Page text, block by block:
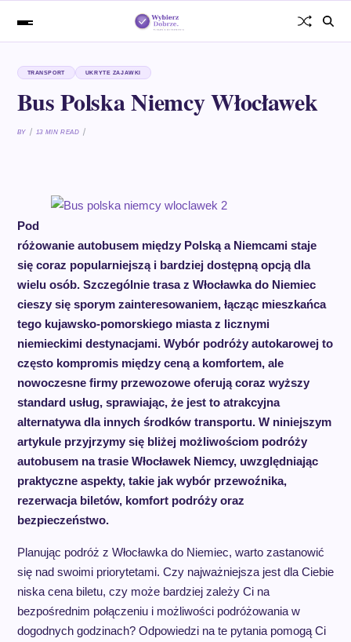
TRANSPORT UKRYTE ZAJAWKI
Bus Polska Niemcy Włocławek
BY 13 MIN READ
Pod
różowanie autobusem między Polską a Niemcami staje
się coraz popularniejszą i bardziej dostępną opcją dla
wielu osób. Szczególnie trasa z Włocławka do Niemiec
cieszy się sporym zainteresowaniem, łącząc mieszkańca
tego kujawsko-pomorskiego miasta z licznymi
niemieckimi destynacjami. Wybór podróży autokarowej to
często kompromis między ceną a komfortem, ale
nowoczesne firmy przewozowe oferują coraz wyższy
standard usług, sprawiając, że jest to atrakcyjna
alternatywa dla innych środków transportu. W niniejszym
artykule przyjrzymy się bliżej możliwościom podróży
autobusem na trasie Włocławek Niemcy, uwzględniając
praktyczne aspekty, takie jak wybór przewoźnika,
rezerwacja biletów, komfort podróży oraz
bezpieczeństwo.
Planując podróż z Włocławka do Niemiec, warto zastanowić
się nad swoimi priorytetami. Czy najważniejsza jest dla Ciebie
niska cena biletu, czy może bardziej zależy Ci na
bezpośrednim połączeniu i możliwości podróżowania w
dogodnych godzinach? Odpowiedzi na te pytania pomogą Ci